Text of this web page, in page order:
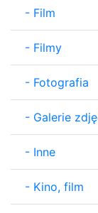
- Film
- Filmy
- Fotografia
- Galerie
- Inne
- Kino, film